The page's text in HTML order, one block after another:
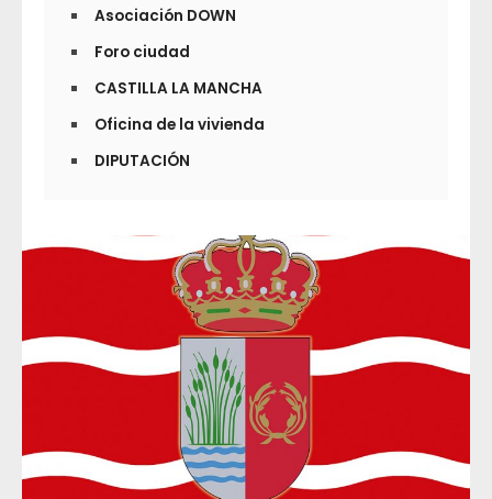
Asociación DOWN
Foro ciudad
CASTILLA LA MANCHA
Oficina de la vivienda
DIPUTACIÓN